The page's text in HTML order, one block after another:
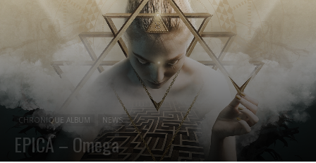
CHRONIQUE ALBUM NEWS
EPICA – Omega